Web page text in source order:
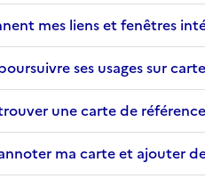
mes liens et fenêtres
ses usages sur
une carte de
ma carte et ajouter